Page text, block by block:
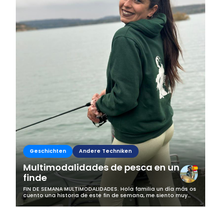
Geschichten Andere Techniken
Multimodalidades de pesca en un
finde
FIN DE SEMANA MULTIMODALIDADES. Hola familia un día más os
cuento una historia de este fin de semana, me siento muy
afortunada de poder vivir estas aventuras y poder seguir